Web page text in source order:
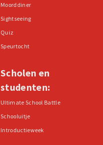
Moorddiner
Sightseeing
Quiz
Speurtocht
Scholen en
studenten:
Ultimate School Battle
Schooluitje
Introductieweek